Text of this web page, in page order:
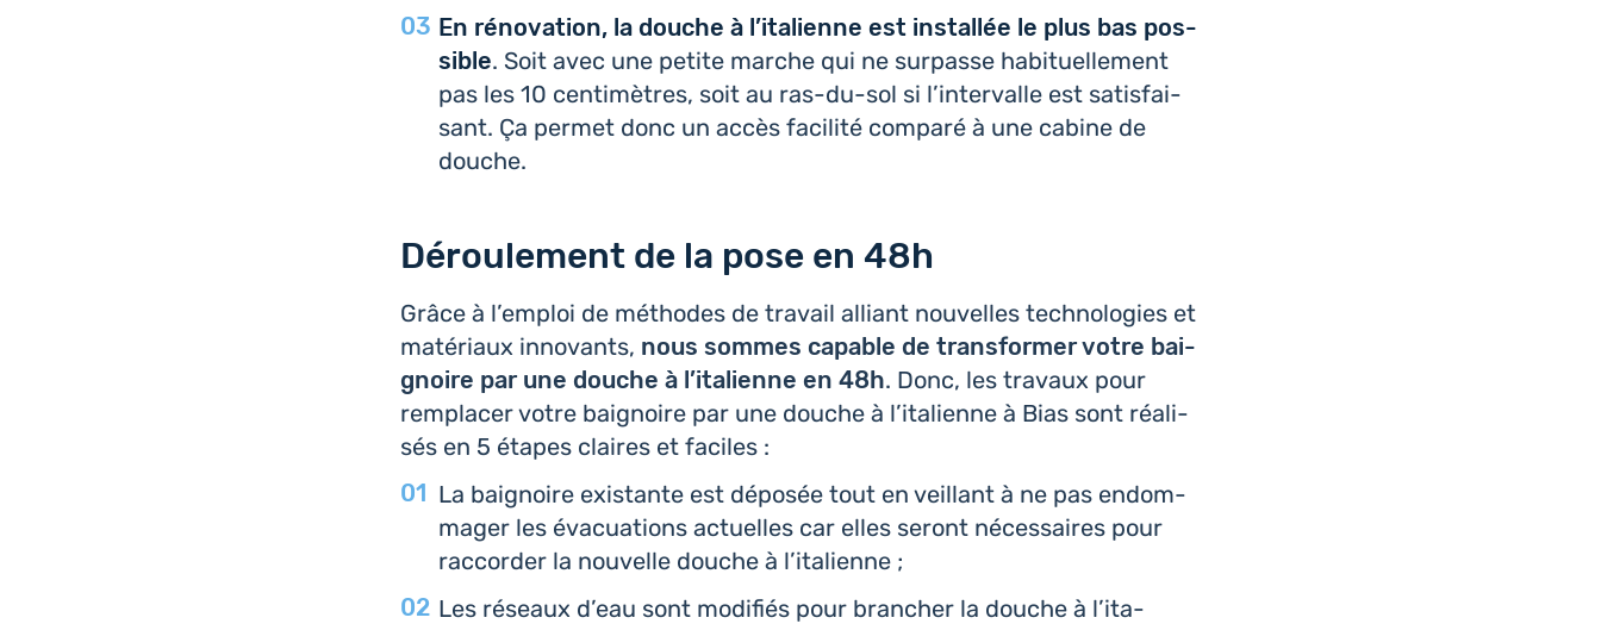
En réno­va­tion, la douche à l’i­ta­lienne est ins­tal­lée le plus bas pos­
sible. Soit avec une petite marche qui ne sur­passe habi­tuel­le­ment
pas les 10 cen­ti­mètres, soit au ras-du-sol si l’in­ter­valle est satis­fai­
sant. Ça permet donc un accès faci­li­té comparé à une cabine de
douche.
Déroulement de la pose en 48h
Grâce à l’em­ploi de méthodes de travail alliant nou­velles tech­no­lo­gies et
maté­riaux inno­vants, nous sommes capable de trans­for­mer votre bai­
gnoire par une douche à l’i­ta­lienne en 48h. Donc, les travaux pour
rem­pla­cer votre bai­gnoire par une douche à l’i­ta­lienne à Bias sont réa­li­
sés en 5 étapes claires et faciles :
La bai­gnoire exis­tante est déposée tout en veillant à ne pas endom­
ma­ger les éva­cua­tions actuelles car elles seront néces­saires pour
rac­cor­der la nou­velle douche à l’italienne ;
Les réseaux d’eau sont modi­fiés pour bran­cher la douche à l’i­ta­